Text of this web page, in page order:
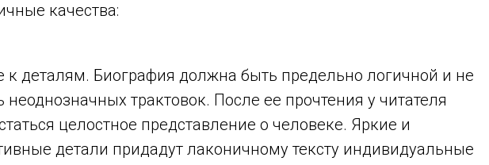
качества:
к деталям. Биография должна быть предельно логичной и не
неоднозначных трактовок. После ее прочтения у читателя
целостное представление о человеке. Яркие и
детали придадут лаконичному тексту индивидуальные